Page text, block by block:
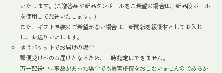
いたします。(ご贈答品や新品ダンボールをご希望の場合は、新品段ボール
を使用して発送いたします。)
また、ギフト包装のご希望がない場合は、新聞紙を緩衝材としてお入れ
し、お送りいたします。
ゆうパケットでお届けの場合
郵便受けへのお届けとなるため、日時指定はできません。
万一配送中に事故があった場合でも損害賠償をおこないませんのであらか